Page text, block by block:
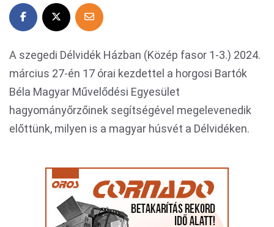
A szegedi Délvidék Házban (Közép fasor 1-3.) 2024.
március 27-én 17 órai kezdettel a horgosi Bartók
Béla Magyar Művelődési Egyesület
hagyományőrzőinek segítségével megelevenedik
előttünk, milyen is a magyar húsvét a Délvidéken.